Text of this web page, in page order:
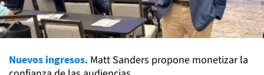
Nuevos ingresos. Matt Sanders propone monetizar la